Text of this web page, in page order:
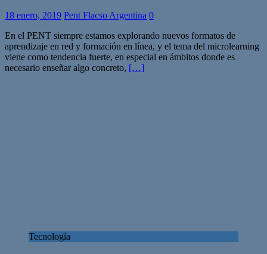
18 enero, 2019 Pent Flacso Argentina 0
En el PENT siempre estamos explorando nuevos formatos de
aprendizaje en red y formación en línea, y el tema del microlearning
viene como tendencia fuerte, en especial en ámbitos donde es
necesario enseñar algo concreto, […]
Tecnología